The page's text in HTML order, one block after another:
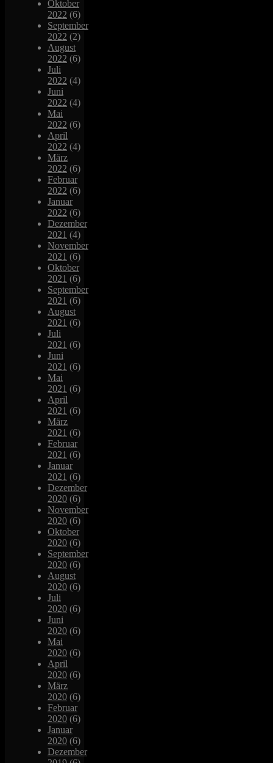
Oktober
2022 (6)
September
2022 (2)
August
2022 (6)
Juli
2022 (4)
Juni
2022 (4)
Mai
2022 (6)
April
2022 (4)
März
2022 (6)
Februar
2022 (6)
Januar
2022 (6)
Dezember
2021 (4)
November
2021 (6)
Oktober
2021 (6)
September
2021 (6)
August
2021 (6)
Juli
2021 (6)
Juni
2021 (6)
Mai
2021 (6)
April
2021 (6)
März
2021 (6)
Februar
2021 (6)
Januar
2021 (6)
Dezember
2020 (6)
November
2020 (6)
Oktober
2020 (6)
September
2020 (6)
August
2020 (6)
Juli
2020 (6)
Juni
2020 (6)
Mai
2020 (6)
April
2020 (6)
März
2020 (6)
Februar
2020 (6)
Januar
2020 (6)
Dezember